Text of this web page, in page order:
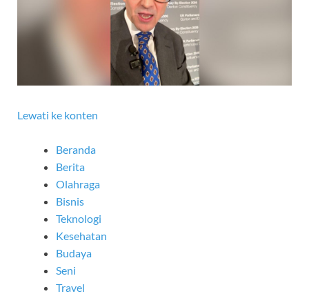
Lewati ke konten
Beranda
Berita
Olahraga
Bisnis
Teknologi
Kesehatan
Budaya
Seni
Travel